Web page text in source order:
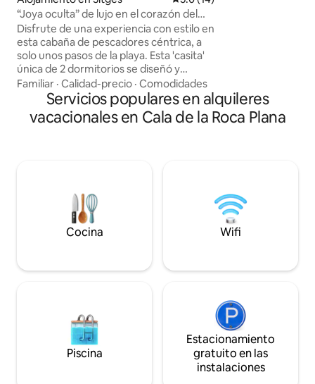
“Joya oculta” de lujo en el corazón del
casco antiguo, con capacidad para
5 personas
Disfrute de una experiencia con estilo en
esta cabaña de pescadores céntrica, a
solo unos pasos de la playa. Esta 'casita'
única de 2 dormitorios se diseñó y
decoró con los más altos estándares.
Prestamos mucha atención a los detalles
para ofrecer una estancia perfecta. Esta
casa de dos niveles cuenta con un
privado, parrilla y lugar de
estacionamiento.
Familiar · Calidad-precio · Comodidades
Servicios populares en alquileres
vacacionales en Cala de la Roca Plana
Cocina Wifi
Piscina
Estacionamiento
gratuito en las
instalaciones